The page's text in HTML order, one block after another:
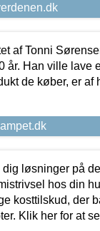
af Tonni
år. Han ville lave
de køber, er
dig løsninger på
hos din
kosttilskud, der
Klik her for at